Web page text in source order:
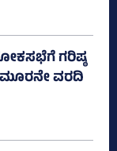
ಗರಿಷ್ಠ
ಮೂರನೇ ವರದಿ